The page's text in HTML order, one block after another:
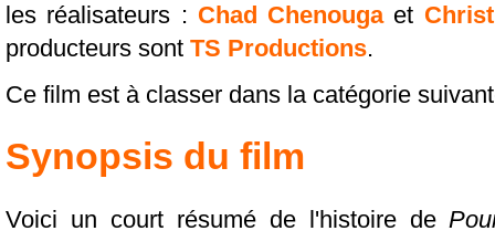
les réalisateurs : Chad Chenougaet
producteurs sont TS Productions.
Ce film est à classer dans la catégorie
Synopsis du film
Voici un court résumé de l'histoire de